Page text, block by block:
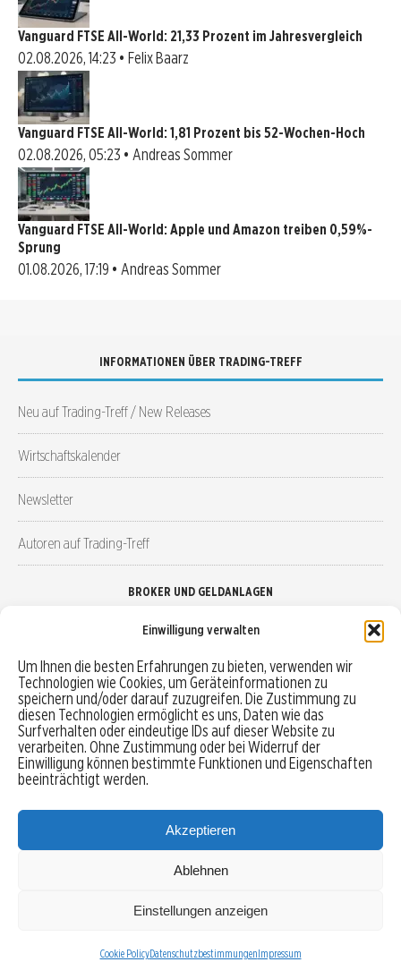
Einwilligung verwalten
Um Ihnen die besten Erfahrungen zu bieten, verwenden wir
Technologien wie Cookies, um Geräteinformationen zu
speichern und/oder darauf zuzugreifen. Die Zustimmung zu
diesen Technologien ermöglicht es uns, Daten wie das
Surfverhalten oder eindeutige IDs auf dieser Website zu
verarbeiten. Ohne Zustimmung oder bei Widerruf der
Einwilligung können bestimmte Funktionen und Eigenschaften
beeinträchtigt werden.
Akzeptieren
Ablehnen
Einstellungen anzeigen
Cookie PolicyDatenschutzbestimmungenImpressum
Vanguard FTSE All-World: 21,33 Prozent im Jahresvergleich
02.08.2026, 14:23 • Felix Baarz
Vanguard FTSE All-World: 1,81 Prozent bis 52-Wochen-Hoch
02.08.2026, 05:23 • Andreas Sommer
Vanguard FTSE All-World: Apple und Amazon treiben 0,59%-
Sprung
01.08.2026, 17:19 • Andreas Sommer
INFORMATIONEN ÜBER TRADING-TREFF
Neu auf Trading-Treff / New Releases
Wirtschaftskalender
Newsletter
Autoren auf Trading-Treff
BROKER UND GELDANLAGEN
Robo-Advisor vergleichen
Depotvergleich
Festgeld vergleichen
Tagesgeld vergleichen